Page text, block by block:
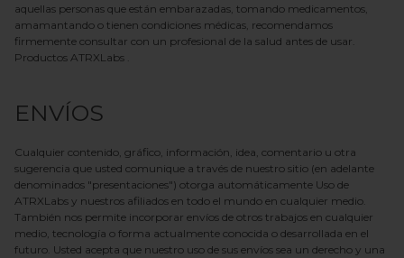
aquellas personas que están embarazadas, tomando medicamentos,
amamantando o tienen condiciones médicas, recomendamos
firmemente consultar con un profesional de la salud antes de usar.
Productos ATRXLabs
ENVÍOS
Cualquier contenido, gráfico, información, idea, comentario u otra
sugerencia que usted comunique a través de nuestro sitio (en adelante
denominados "presentaciones") otorga automáticamente Uso de
ATRXLabs y nuestros afiliados en todo el mundo en cualquier medio.
También nos permite incorporar envíos de otros trabajos en cualquier
medio, tecnología o forma actualmente conocida o desarrollada en el
futuro. Usted acepta que nuestro uso de sus envíos sea un derecho y una